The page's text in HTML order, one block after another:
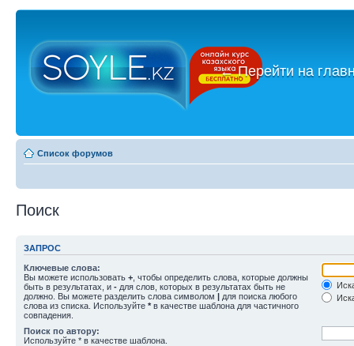
←Перейти на
Список форумов
Поиск
ЗАПРОС
Ключевые слова:
Вы можете использовать + , чтобы определить слова, которые должны
быть в результатах, и - для слов, которых в результатах быть не
должно. Вы можете разделить слова символом | для поиска любого
слова из списка. Используйте * в качестве шаблона для частичного
совпадения.
Поиск по автору:
Используйте * в качестве шаблона.